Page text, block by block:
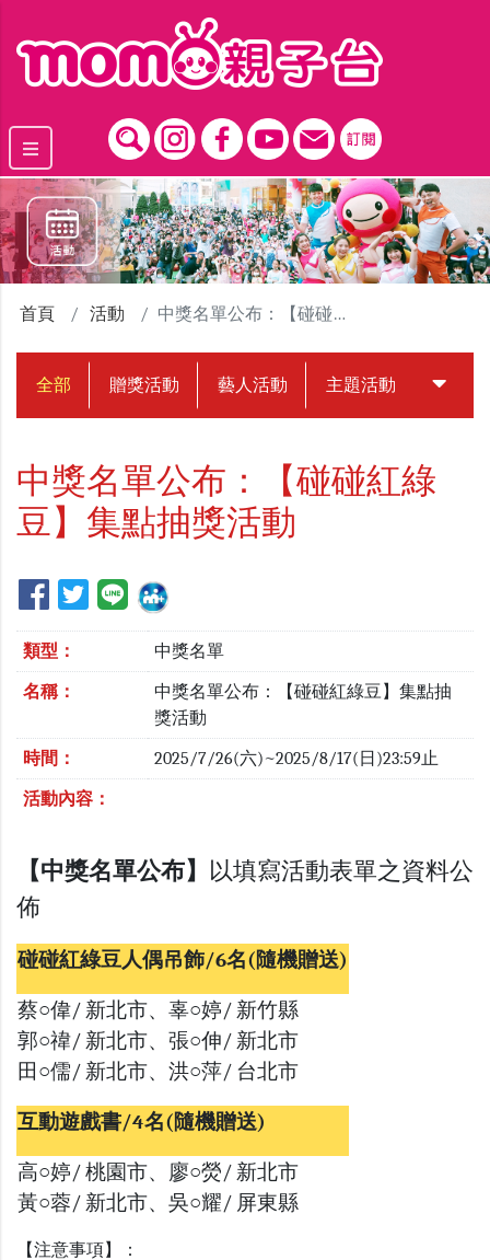
首頁 活動 中獎名單公布：【碰碰紅綠豆】集點抽獎活動
全部 贈獎活動 藝人活動 主題活動 中獎名
中獎名單公布：【碰碰紅綠
豆】集點抽獎活動
類型： 中獎名單
名稱：
中獎名單公布：【碰碰紅綠豆】集點抽
獎活動
時間： 2025/7/26(六)~2025/8/17(日)23:59止
活動內容：
【中獎名單公布】 以填寫活動表單之資料公
佈
碰碰紅綠豆人偶吊飾/6名(隨機贈送)
蔡○偉/ 新北市、辜○婷/ 新竹縣
郭○禕/ 新北市、張○伸/ 新北市
田○儒/ 新北市、洪○萍/ 台北市
互動遊戲書/4名(隨機贈送)
高○婷/ 桃園市、廖○熒/ 新北市
黃○蓉/ 新北市、吳○耀/ 屏東縣
【注意事項】：